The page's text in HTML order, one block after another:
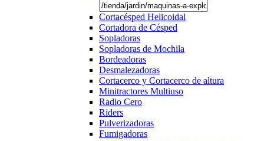
Cortacésped Helicoidal
Cortadora de Césped
Sopladoras
Sopladoras de Mochila
Bordeadoras
Desmalezadoras
Cortacerco y Cortacerco de altura
Minitractores Multiuso
Radio Cero
Riders
Pulverizadoras
Fumigadoras